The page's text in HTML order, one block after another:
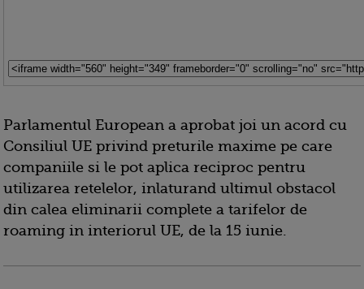
Parlamentul European a aprobat joi un acord cu
Consiliul UE privind preturile maxime pe care
companiile si le pot aplica reciproc pentru
utilizarea retelelor, inlaturand ultimul obstacol
din calea eliminarii complete a tarifelor de
roaming in interiorul UE, de la 15 iunie.